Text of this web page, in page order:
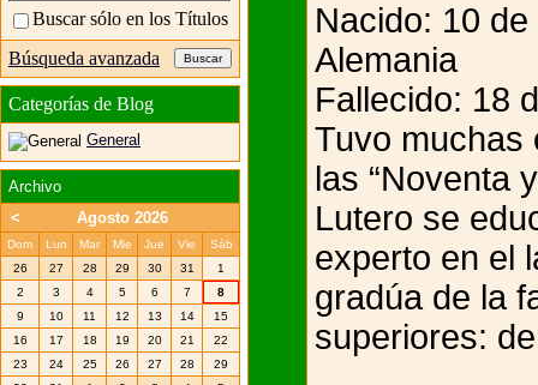
Nacido: 10
Alemania
Fallecido: 18
Tuvo muchas
las “Noventa
Lutero se
experto en el
gradúa de la
superiores:
Buscar sólo en los Títulos
Búsqueda avanzada
Categorías de Blog
General
Archivo
<
Agosto 2026
Dom Lun Mar Mie Jue Vie
Sáb
26
27 28 29 30 31
1
2
3 4 5 6 7
8
9
10 11 12 13 14
15
16
17 18 19 20 21
22
23
24 25 26 27 28
29